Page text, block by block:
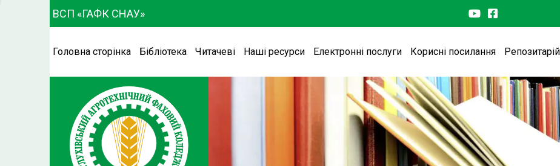
ВСП «ГАФК СНАУ»
Головна сторінка Бібліотека Читачеві Наші ресурси Електронні послуги Корисні посилання Репозитарій